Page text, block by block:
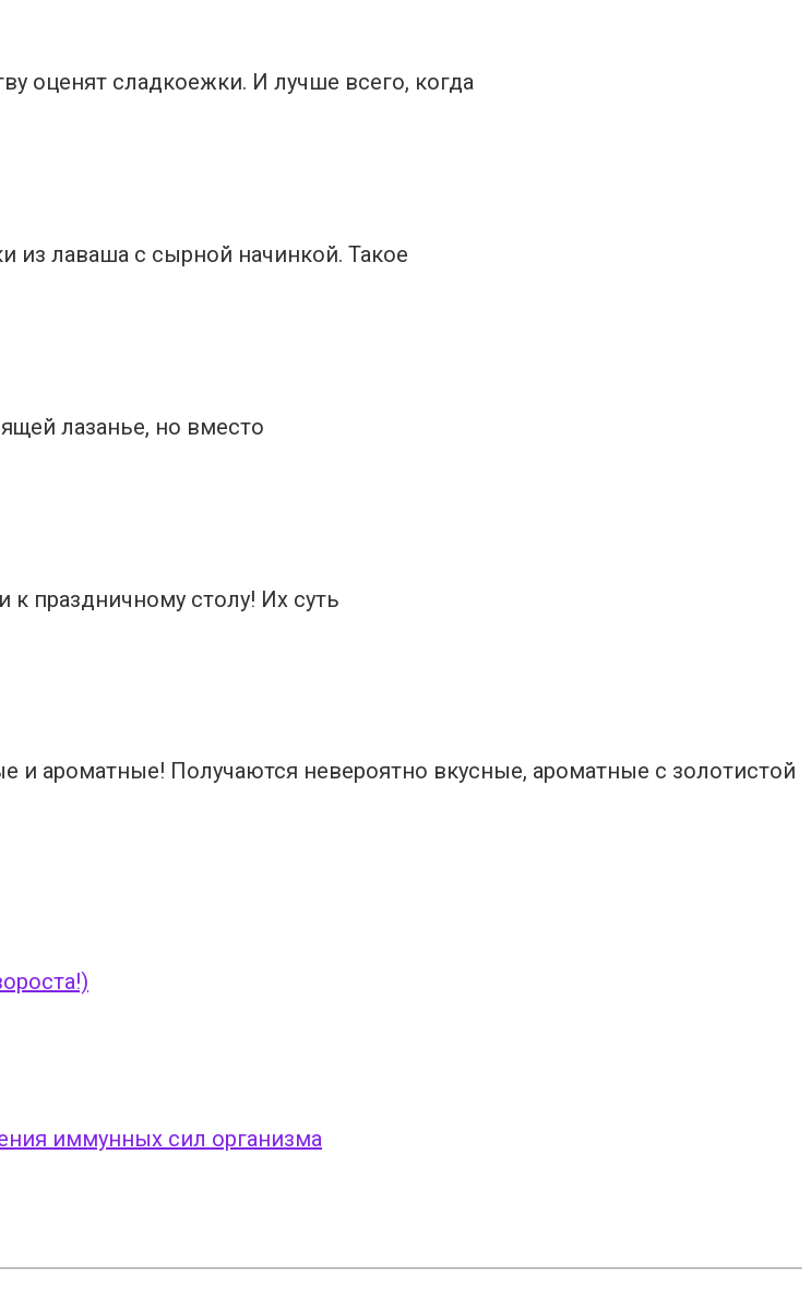
оценят сладкоежки. И лучше всего, когда
из лаваша с сырной начинкой. Такое
лазанье, но вместо
к праздничному столу! Их суть
ароматные! Получаются невероятно вкусные, ароматные с золотистой
иммунных сил организма